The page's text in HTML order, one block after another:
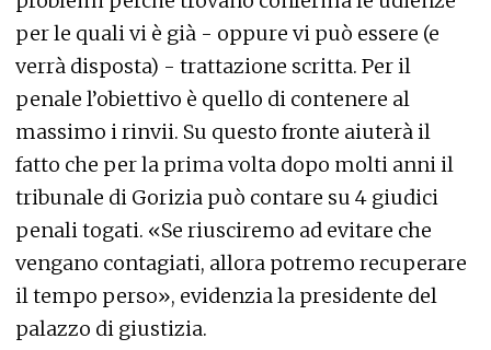
per le quali vi è già - oppure vi può essere (e
verrà disposta) - trattazione scritta. Per il
penale l’obiettivo è quello di contenere al
massimo i rinvii. Su questo fronte aiuterà il
fatto che per la prima volta dopo molti anni il
tribunale di Gorizia può contare su 4 giudici
penali togati. «Se riusciremo ad evitare che
vengano contagiati, allora potremo recuperare
il tempo perso», evidenzia la presidente del
palazzo di giustizia.